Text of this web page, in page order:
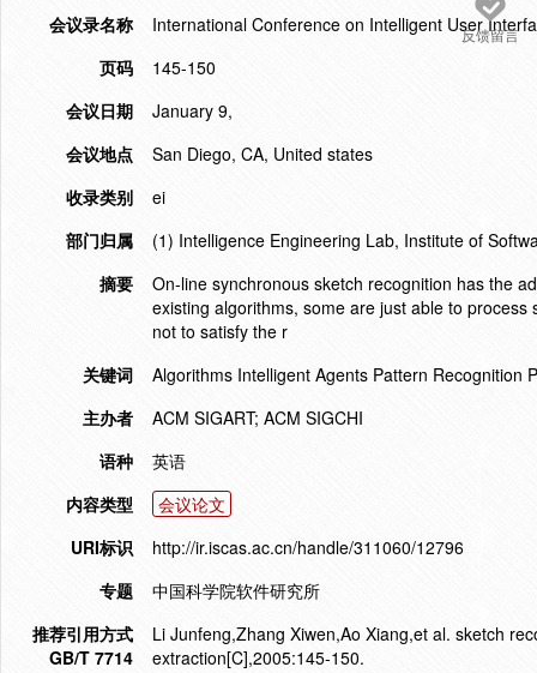
反馈留言
会议录名称
International Conference on Intelligent User
页码
145-150
会议日期
January 9,
会议地点
San Diego, CA, United states
收录类别
ei
部门归属
(1) Intelligence Engineering Lab, Institute of
摘要
On-line synchronous sketch recognition has the
existing algorithms, some are just able to
not to satisfy the r
关键词
Algorithms Intelligent Agents Pattern Recognition
主办者
ACM SIGART; ACM SIGCHI
语种
英语
内容类型
会议论文
URI标识
http://ir.iscas.ac.cn/handle/311060/12796
专题
中国科学院软件研究所
推荐引用方式
GB/T 7714
Li Junfeng,Zhang Xiwen,Ao Xiang,et al. sketch
extraction[C],2005:145-150.